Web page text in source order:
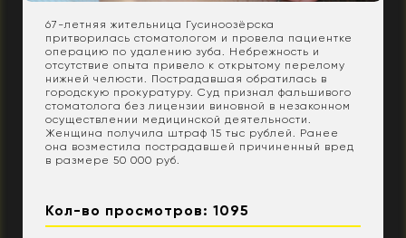
67-летняя жительница Гусиноозёрска
притворилась стоматологом и провела пациентке
операцию по удалению зуба. Небрежность и
отсутствие опыта привело к открытому перелому
нижней челюсти. Пострадавшая обратилась в
городскую прокуратуру. Суд признал фальшивого
стоматолога без лицензии виновной в незаконном
осуществлении медицинской деятельности.
Женщина получила штраф 15 тыс рублей. Ранее
она возместила пострадавшей причиненный вред
в размере 50 000 руб.
Кол-во просмотров: 1095